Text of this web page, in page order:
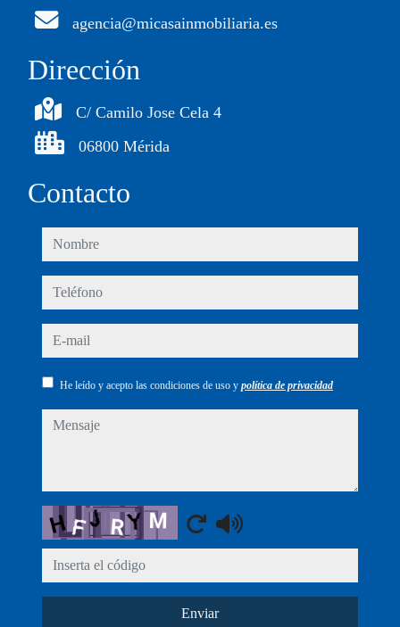
agencia@micasainmobiliaria.es
Dirección
C/ Camilo Jose Cela 4
06800 Mérida
Contacto
nombre
teléfono
e-mail
He leído y acepto las condiciones de uso y política de privacidad
mensaje
Captcha
Enviar